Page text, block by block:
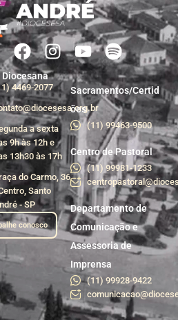
Diocesana
4469-2077
a sexta
9h às 12h e
13h30 às 17h
do Carmo, 36
Santo
- SP
conosco
Sacramentos/Certid
ões
(11) 99463-9500
Centro de Pastoral
(11) 99981-1233
Departamento de
Comunicação e
Assessoria de
Imprensa
(11) 99928-9422